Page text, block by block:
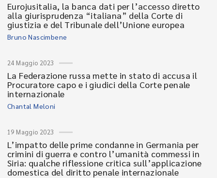
Eurojusitalia, la banca dati per l’accesso diretto
alla giurisprudenza “italiana” della Corte di
giustizia e del Tribunale dell’Unione europea
Bruno Nascimbene
24 Maggio 2023
La Federazione russa mette in stato di accusa il
Procuratore capo e i giudici della Corte penale
internazionale
Chantal Meloni
19 Maggio 2023
L’impatto delle prime condanne in Germania per
crimini di guerra e contro l’umanità commessi in
Siria: qualche riflessione critica sull’applicazione
domestica del diritto penale internazionale